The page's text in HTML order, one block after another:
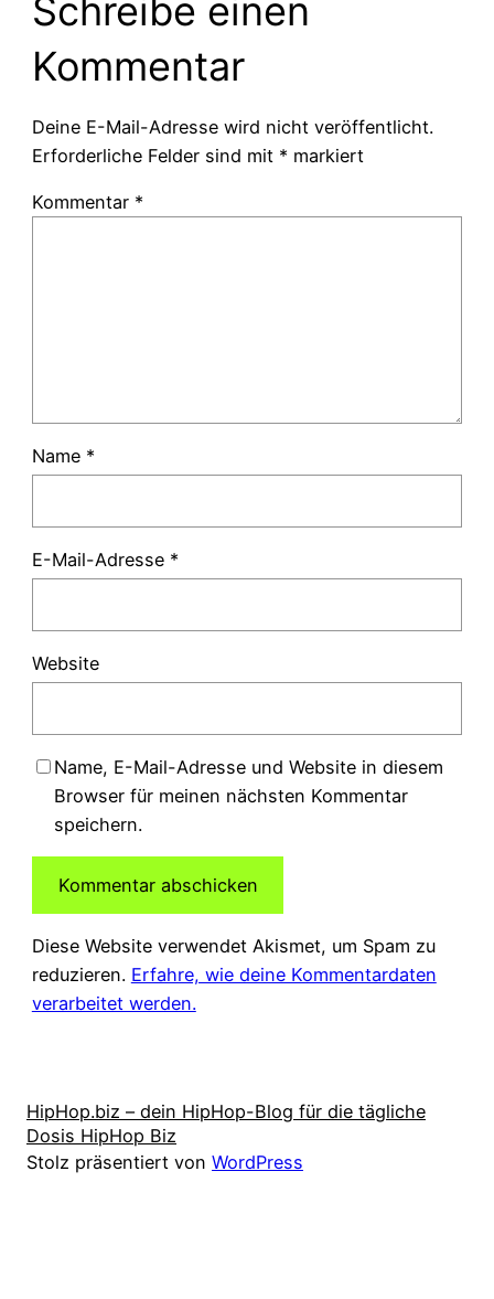
Schreibe einen
Kommentar
Deine E-Mail-Adresse wird nicht veröffentlicht.
Erforderliche Felder sind mit * markiert
Kommentar *
Name *
E-Mail-Adresse *
Website
Name, E-Mail-Adresse und Website in diesem
Browser für meinen nächsten Kommentar
speichern.
Diese Website verwendet Akismet, um Spam zu
reduzieren. Erfahre, wie deine Kommentardaten
verarbeitet werden.
HipHop.biz – dein HipHop-Blog für die tägliche
Dosis HipHop Biz
Stolz präsentiert von WordPress